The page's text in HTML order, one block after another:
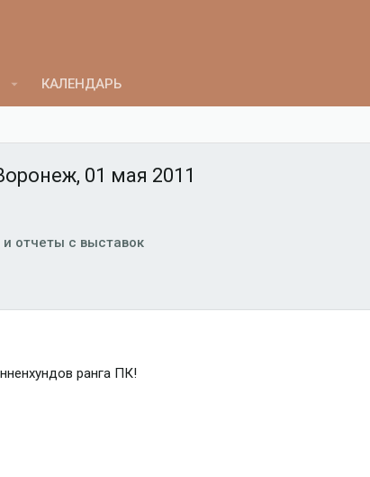
КАЛЕНДАРЬ
01 мая 2011
отчеты с выставок
ранга ПК!